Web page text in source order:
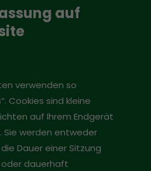
auf
verwenden so
Cookies sind kleine
auf Ihrem Endgerät
Sie werden entweder
Dauer einer Sitzung
dauerhaft